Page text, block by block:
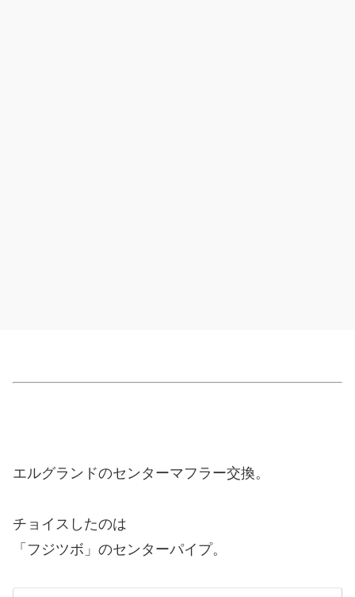
エルグランドのセンターマフラー交換。
チョイスしたのは
「フジツボ」のセンターパイプ。